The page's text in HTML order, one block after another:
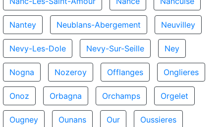
Nantey Neublans-Abergement Neuvilley
Nevy-Les-Dole Nevy-Sur-Seille Ney
Nogna Nozeroy Offlanges Onglieres
Onoz Orbagna Orchamps Orgelet
Ougney Ounans Our Oussieres